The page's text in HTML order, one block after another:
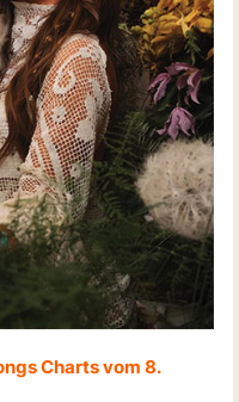
Charts vom 8.